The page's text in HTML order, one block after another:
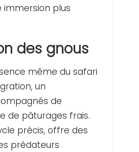
immersion plus
des gnous
même du safari
un
de
de pâturages frais.
précis, offre des
prédateurs